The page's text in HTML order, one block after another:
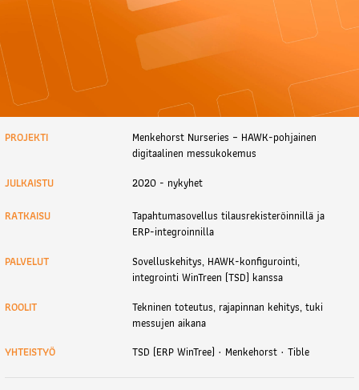
PROJEKTI
Menkehorst Nurseries – HAWK-pohjainen
digitaalinen messukokemus
JULKAISTU
2020 - nykyhet
RATKAISU
Tapahtumasovellus tilausrekisteröinnillä ja
ERP-integroinnilla
PALVELUT
Sovelluskehitys, HAWK-konfigurointi,
integrointi WinTreen (TSD) kanssa
ROOLIT
Tekninen toteutus, rajapinnan kehitys, tuki
messujen aikana
YHTEISTYÖ
TSD (ERP WinTree) · Menkehorst · Tible